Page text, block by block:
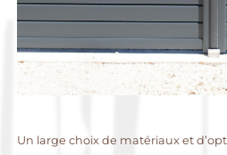
Un large choix de matériaux et